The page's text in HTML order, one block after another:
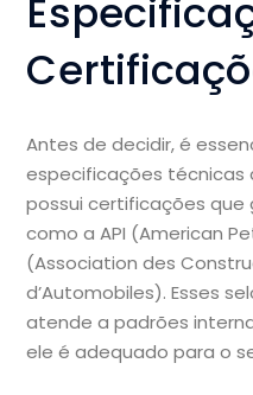
Antes de decidir, é
especificações técnicas
possui certificações
como a API (American
(Association des
d’Automobiles). Esses
atende a padrões
ele é adequado para o